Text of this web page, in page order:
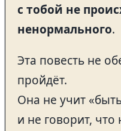
с тобой не
ненормального.
Эта повесть не
пройдёт.
Она не учит
и не говорит, что